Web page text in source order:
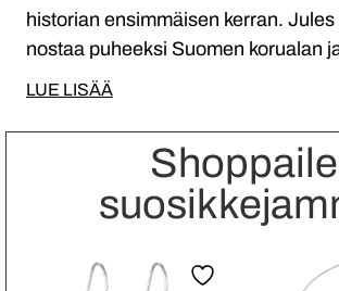
historian ensimmäisen kerran. Jules
nostaa puheeksi Suomen korualan
LUE LISÄÄ
Shoppaile